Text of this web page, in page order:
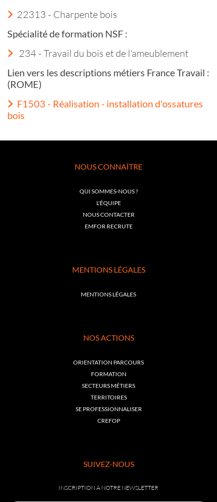
22313 - Charpente bois
Spécialité de formation NSF :
234 - Travail du bois et de l'ameublement
Lien vers les descriptions métiers France Travail :
(ROME)
F1503 - Réalisation - installation d'ossatures
bois
NOUS CONNAÎTRE
QUI SOMMES-NOUS ?
L'ÉQUIPE
NOUS CONTACTER
EMFOR RECRUTE
MENTIONS LÉGALES
MENTIONS LÉGALES
NOS ACTIONS
ORIENTATION PARCOURS
FORMATION
SECTEURS MÉTIERS
TERRITOIRES
SE PROFESSIONNALISER
CREFOP
SUIVEZ-NOUS
INSCRIPTION À NOTRE NEWSLETTER